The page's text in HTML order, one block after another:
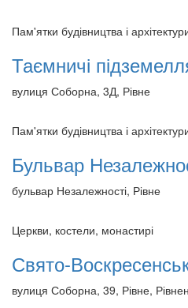
Пам'ятки будівництва і
Таємничі
вулиця Соборна, 3Д, Рівне
Пам'ятки будівництва і
Бульвар
бульвар Незалежності, Рівне
Церкви, костели, монастирі
Свято-
вулиця Соборна, 39, Рівне,